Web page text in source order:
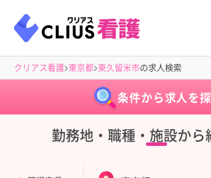
クリアス看護 東京都 東久留米市の求人検索
条件から求人を
勤務地・職種・施設から